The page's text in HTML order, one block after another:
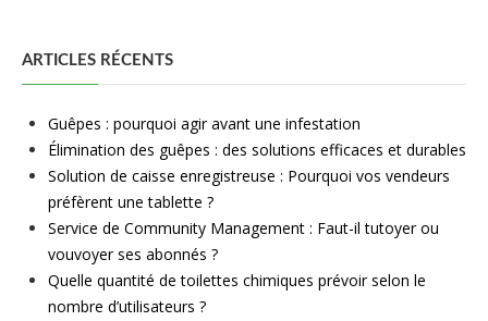
ARTICLES RÉCENTS
Guêpes : pourquoi agir avant une infestation
Élimination des guêpes : des solutions efficaces et durables
Solution de caisse enregistreuse : Pourquoi vos vendeurs
préfèrent une tablette ?
Service de Community Management : Faut-il tutoyer ou
vouvoyer ses abonnés ?
Quelle quantité de toilettes chimiques prévoir selon le
nombre d’utilisateurs ?